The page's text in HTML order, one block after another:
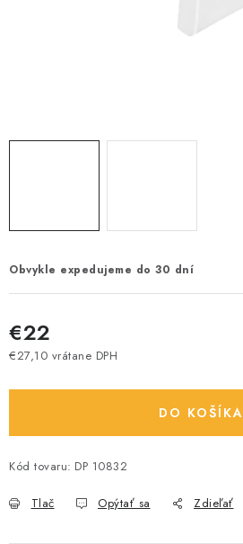
Obvykle expedujeme do 30 dní
€22
€27,10 vrátane DPH
DO KOŠÍKA
Kód tovaru: DP 10832
Tlač Opýtať sa Zdieľať